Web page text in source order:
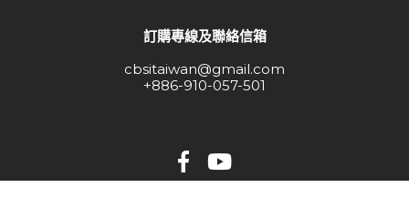
訂購專線及聯絡信箱
cbsitaiwan@gmail.com
+886-910-057-501